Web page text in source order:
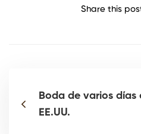
Share this
Boda de varios días
EE.UU.